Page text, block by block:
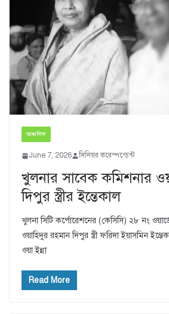
আঞ্চলিক
June 7, 2026 সিনিয়র করেস্পন্ডেন্ট
খুলনার সাবেক কমিশনার
দিপুর স্ত্রীর ইন্তেকাল
খুলনা সিটি কর্পোরেশনের (কেসিসি) ২৮ নং
ওয়াহিদুর রহমান দিপুর স্ত্রী ফরিদা ইয়াসমিন
ওয়া ইন্না
Read More